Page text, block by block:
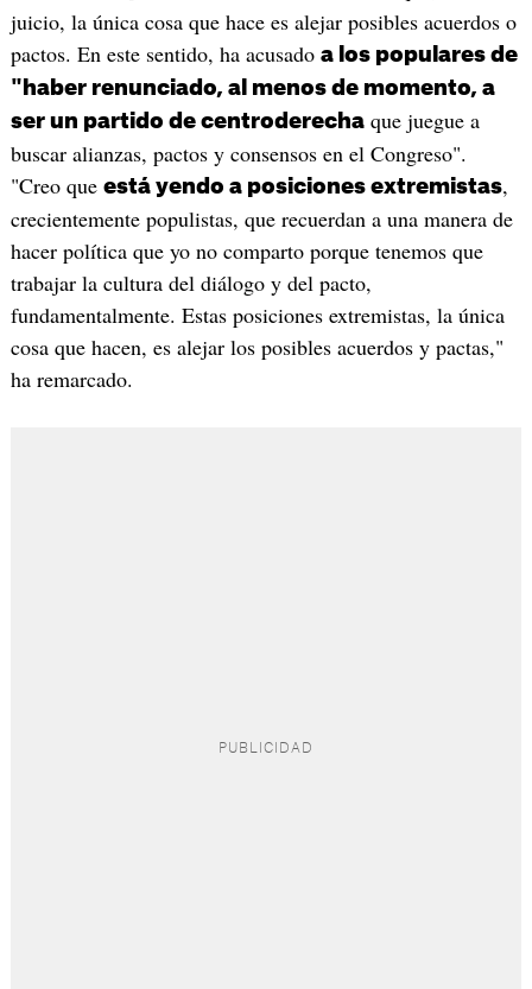
juicio, la única cosa que hace es alejar posibles acuerdos o
pactos. En este sentido, ha acusado a los populares de
"haber renunciado, al menos de momento, a
ser un partido de centroderechaque juegue a
buscar alianzas, pactos y consensos en el Congreso".
"Creo que está yendo a posiciones extremistas,
crecientemente populistas, que recuerdan a una manera de
hacer política que yo no comparto porque tenemos que
trabajar la cultura del diálogo y del pacto,
fundamentalmente. Estas posiciones extremistas, la única
cosa que hacen, es alejar los posibles acuerdos y pactas,"
ha remarcado.